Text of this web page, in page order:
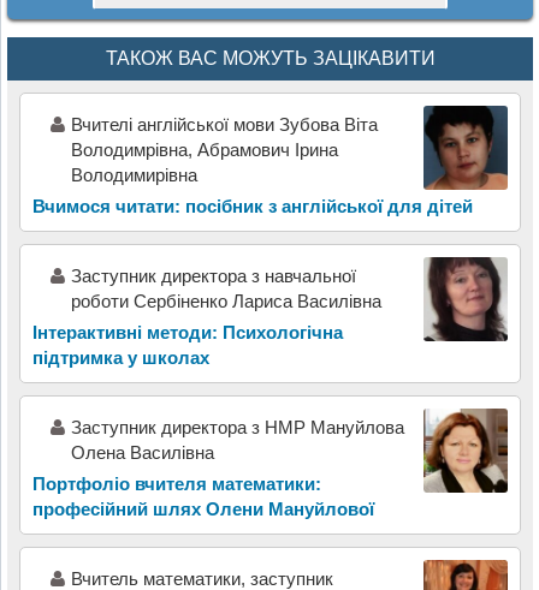
ТАКОЖ ВАС МОЖУТЬ ЗАЦІКАВИТИ
Вчителі англійської мови Зубова Віта
Володимрівна, Абрамович Ірина
Володимирівна
Вчимося читати: посібник з англійської для дітей
Заступник директора з навчальної
роботи Сербіненко Лариса Василівна
Інтерактивні методи: Психологічна
підтримка у школах
Заступник директора з НМР Мануйлова
Олена Василівна
Портфоліо вчителя математики:
професійний шлях Олени Мануйлової
Вчитель математики, заступник